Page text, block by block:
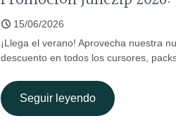
15/06/2026
¡Llega el verano! Aprovecha nuestra
descuento en todos los cursores,
Seguir leyendo